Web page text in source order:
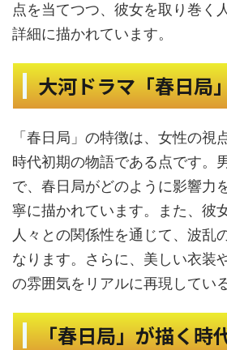
点を当てつつ、彼女を取り巻く
詳細に描かれています。
大河ドラマ「春日局
「春日局」の特徴は、女性の視
時代初期の物語である点です。
で、春日局がどのように影響力
寧に描かれています。また、彼
人々との関係性を通じて、波乱
なります。さらに、美しい衣装
の雰囲気をリアルに再現してい
「春日局」が描く時